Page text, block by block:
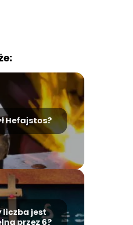
Hefajstos?
liczba jest
przez 6?